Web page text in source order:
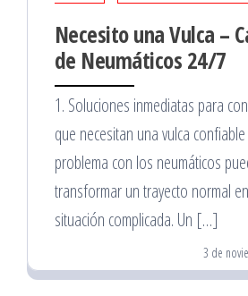
Necesito una Vulca –
de Neumáticos 24/7
1. Soluciones inmediatas para
que necesitan una vulca
problema con los neumáticos
transformar un trayecto normal
situación complicada. Un […]
3 de